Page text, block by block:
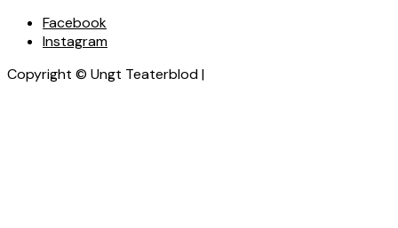
Facebook
Instagram
Copyright © Ungt Teaterblod |